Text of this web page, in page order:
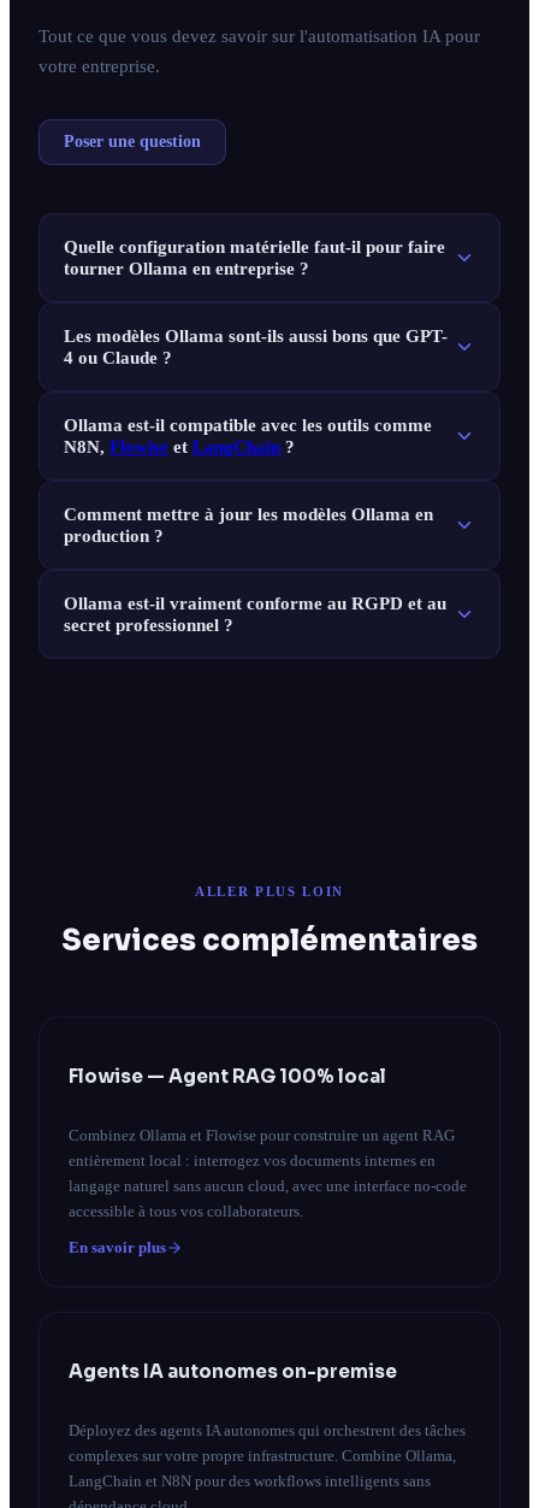
Tout ce que vous devez savoir sur l'automatisation IA pour
votre entreprise.
Poser une question
Quelle configuration matérielle faut-il pour faire
tourner Ollama en entreprise ?
Les modèles Ollama sont-ils aussi bons que GPT-
4 ou Claude ?
Ollama est-il compatible avec les outils comme
N8N, Flowise et LangChain ?
Comment mettre à jour les modèles Ollama en
production ?
Ollama est-il vraiment conforme au RGPD et au
secret professionnel ?
ALLER PLUS LOIN
Services complémentaires
Flowise — Agent RAG 100% local
Combinez Ollama et Flowise pour construire un agent RAG
entièrement local : interrogez vos documents internes en
langage naturel sans aucun cloud, avec une interface no-code
accessible à tous vos collaborateurs.
En savoir plus
Agents IA autonomes on-premise
Déployez des agents IA autonomes qui orchestrent des tâches
complexes sur votre propre infrastructure. Combine Ollama,
LangChain et N8N pour des workflows intelligents sans